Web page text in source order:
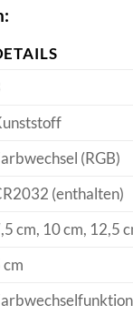
(RGB)
(enthalten)
cm, 10 cm, 12,5
cm